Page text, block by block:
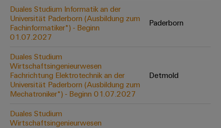
Abwasserindustrie
Wasserstoff
Wasserstoff
Schlüsseltechnologie
für
die
Energiewende
Effizienter
Markierer
Industriedrucker
Cabinet
Infrastructure
Assemblierungsservice
Duales Studium Informatik an der
Universität Paderborn (Ausbildung zum
Fachinformatiker*) - Beginn
01.07.2027
Paderborn
Duales Studium
Wirtschaftsingenieurwesen
Fachrichtung Elektrotechnik an der
Universität Paderborn (Ausbildung zum
Mechatroniker*) - Beginn 01.07.2027
Detmold
Duales Studium
Wirtschaftsingenieurwesen